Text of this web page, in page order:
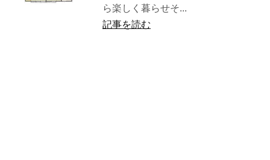
ら楽しく暮らせそ...
記事を読む